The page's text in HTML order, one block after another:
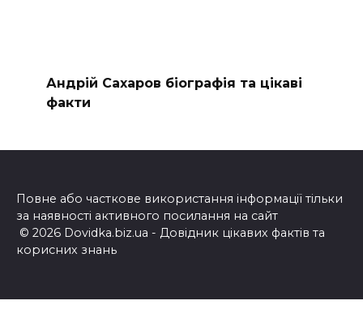
Андрій Сахаров біографія та цікаві
факти
Повне або часткове використання інформації тільки
за наявності активного посилання на сайт
© 2026 Dovidka.biz.ua - Довідник цікавих фактів та
корисних знань